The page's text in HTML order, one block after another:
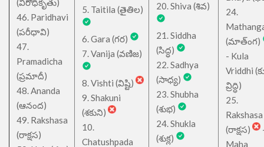
(విరోధికృతు)
46. Paridhavi
(పరీధావి)
47.
Pramadicha
(ప్రమాదీ)
48. Ananda
(ఆనంద)
49. Rakshasa
(రాక్షస)
5. Taitila (తైతిల)
6. Gara (గర)
7. Vanija (వణిజ)
8. Vishti (విష్టి)
9. Shakuni
(శకుని)
10.
Chatushpada
20. Shiva (శివ)
21. Siddha
(సిద్ధ)
22. Sadhya
(సాధ్య)
23. Shubha
(శుభ)
24. Shukla
(శుక్ల)
24.
(మాత్ంగ)
- Kula
Vriddhi
వ్రిద్ధి)
25.
Rakshasa
(రాక్షస)
Maha